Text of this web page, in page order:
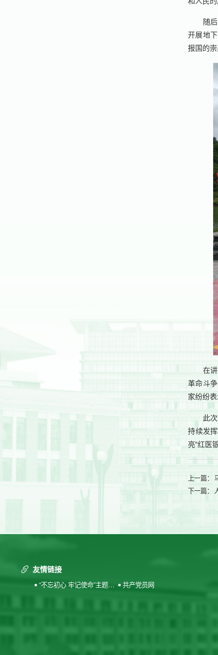
随
开展地
报国的
在
革命斗
家纷纷
此
持续发
亮“红医
上一篇：
下一篇：
友情链接
“不忘初心 牢记使命”主题教
共产党员网